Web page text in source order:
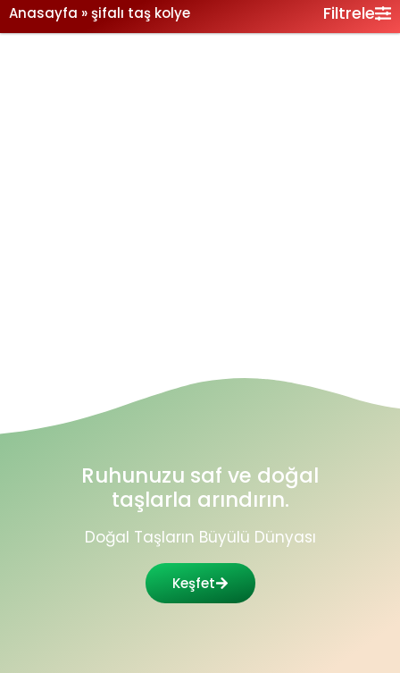
Anasayfa »şifalı taş kolye Filtrele
Ruhunuzu saf ve doğal
taşlarla arındırın.
Doğal Taşların Büyülü Dünyası
Keşfet